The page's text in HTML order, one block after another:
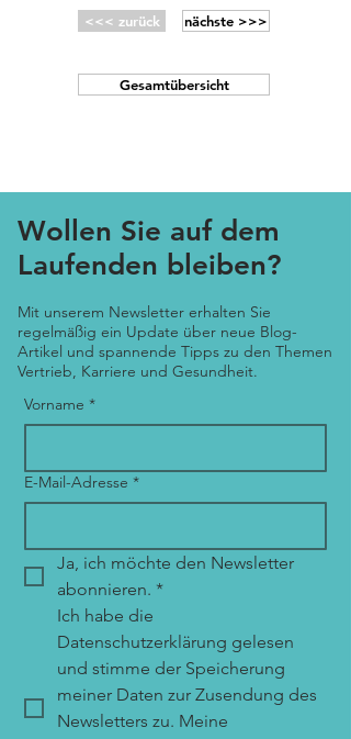
<<< zurück nächste >>>
Gesamtübersicht
Wollen Sie auf dem
Laufenden bleiben?
Mit unserem Newsletter erhalten Sie
regelmäßig ein Update über neue Blog-
Artikel und spannende Tipps zu den Themen
Vertrieb, Karriere und Gesundheit.
Vorname *
E-Mail-Adresse *
Ja, ich möchte den Newsletter
abonnieren. *
Ich habe die
Datenschutzerklärung gelesen
und stimme der Speicherung
meiner Daten zur Zusendung des
Newsletters zu. Meine